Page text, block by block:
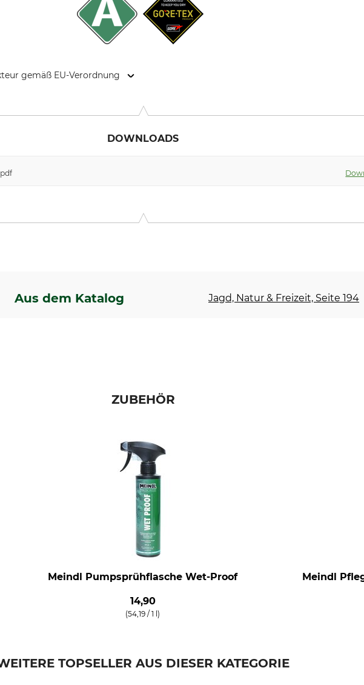
gemäß EU-Verordnung
DOWNLOADS
Aus dem Katalog Jagd, Natur & Freizeit, Seite 194
ZUBEHÖR
Meindl Pumpsprühflasche Wet-Proof
14,90
(54,19 / 1 l)
Meindl
TOPSELLER AUS DIESER KATEGORIE